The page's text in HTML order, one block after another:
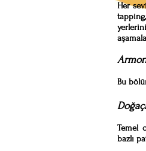
Her
Bu
Temel
bazlı